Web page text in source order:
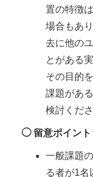
置の特徴
場合もあ
去に他の
とがある
その目的
課題があ
検討くださ
◯ 留意ポイント
一般課題
る者が1名